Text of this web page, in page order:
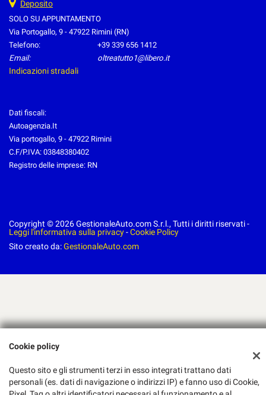
Deposito
SOLO SU APPUNTAMENTO
Via Portogallo, 9 - 47922 Rimini (RN)
Telefono:
+39 339 656 1412
Email:
oltreatutto1@libero.it
Indicazioni stradali
Dati fiscali:
Autoagenzia.It
Via portogallo, 9 - 47922 Rimini
C.F/P.IVA: 03848380402
Registro delle imprese: RN
Copyright © 2026 GestionaleAuto.com S.r.l., Tutti i diritti riservati -
Leggi l'informativa sulla privacy-Cookie Policy
Sito creato da:GestionaleAuto.com
Cookie policy
Questo sito e gli strumenti terzi in esso integrati trattano dati
personali (es. dati di navigazione o indirizzi IP) e fanno uso di Cookie,